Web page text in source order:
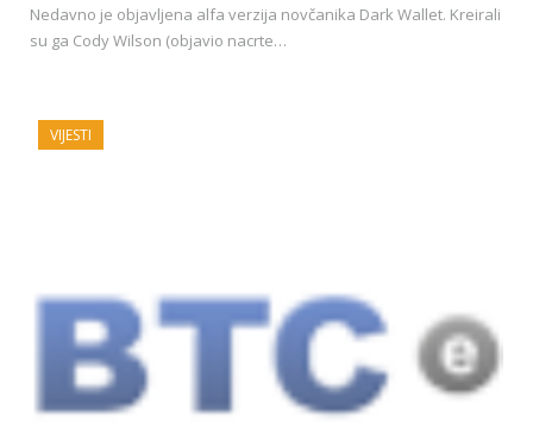
Nedavno je objavljena alfa verzija novčanika Dark Wallet. Kreirali
su ga Cody Wilson (objavio nacrte…
VIJESTI